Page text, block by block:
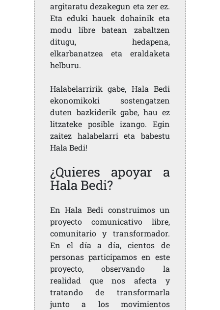
argitaratu dezakegun eta zer ez.
Eta eduki hauek dohainik eta
modu libre batean zabaltzen
ditugu, hedapena,
elkarbanatzea eta eraldaketa
helburu.
Halabelarririk gabe, Hala Bedi
ekonomikoki sostengatzen
duten bazkiderik gabe, hau ez
litzateke posible izango. Egin
zaitez halabelarri eta babestu
Hala Bedi!
¿Quieres apoyar a
Hala Bedi?
En Hala Bedi construimos un
proyecto comunicativo libre,
comunitario y transformador.
En el día a día, cientos de
personas participamos en este
proyecto, observando la
realidad que nos afecta y
tratando de transformarla
junto a los movimientos